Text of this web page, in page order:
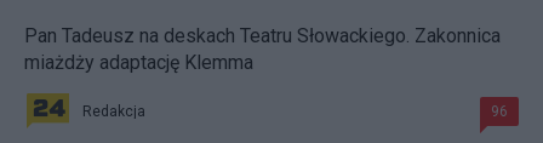
Pan Tadeusz na deskach Teatru Słowackiego. Zakonnica
miażdży adaptację Klemma
Redakcja 96